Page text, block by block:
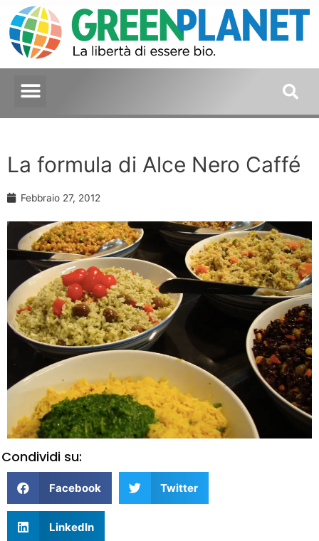
La formula di Alce Nero Caffé
Febbraio 27, 2012
Condividi su:
Facebook Twitter
LinkedIn